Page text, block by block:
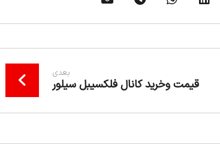
بعدی
قیمت وخرید کانال فلکسیبل سیلور